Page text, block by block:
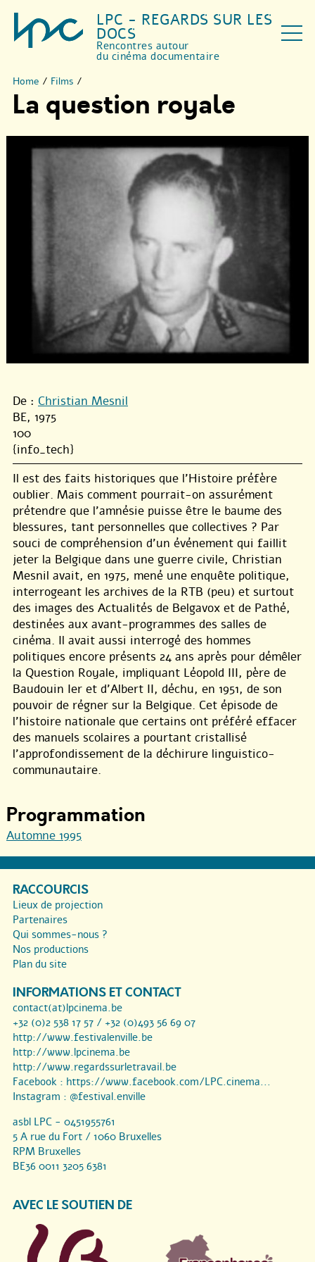
LPC - REGARDS SUR LES
DOCS
Rencontres autour
du cinéma documentaire
Home / Films /
La question royale
De : Christian Mesnil
BE, 1975
100
{info_tech}
Il est des faits historiques que l’Histoire préfère
oublier. Mais comment pourrait-on assurément
prétendre que l’amnésie puisse être le baume des
blessures, tant personnelles que collectives ? Par
souci de compréhension d’un événement qui faillit
jeter la Belgique dans une guerre civile, Christian
Mesnil avait, en 1975, mené une enquête politique,
interrogeant les archives de la RTB (peu) et surtout
des images des Actualités de Belgavox et de Pathé,
destinées aux avant-programmes des salles de
cinéma. Il avait aussi interrogé des hommes
politiques encore présents 24 ans après pour démêler
la Question Royale, impliquant Léopold III, père de
Baudouin Ier et d’Albert II, déchu, en 1951, de son
pouvoir de régner sur la Belgique. Cet épisode de
l’histoire nationale que certains ont préféré effacer
des manuels scolaires a pourtant cristallisé
l’approfondissement de la déchirure linguistico-
communautaire.
Programmation
Automne 1995
RACCOURCIS
Lieux de projection
Partenaires
Qui sommes-nous ?
Nos productions
Plan du site
INFORMATIONS ET CONTACT
contact(at)lpcinema.be
+32 (0)2 538 17 57 / +32 (0)493 56 69 07
http://www.festivalenville.be
http://www.lpcinema.be
http://www.regardssurletravail.be
Facebook : https://www.facebook.com/LPC.cinema...
Instagram : @festival.enville
asbl LPC - 0451955761
5 A rue du Fort / 1060 Bruxelles
RPM Bruxelles
BE36 0011 3205 6381
AVEC LE SOUTIEN DE